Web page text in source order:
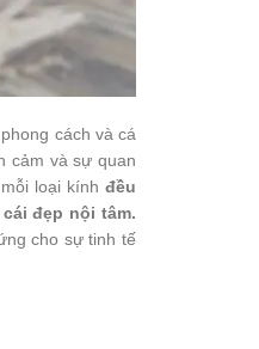
cách và cá
cảm và sự quan
loại kính đều
đẹp nội tâm.
cho sự tinh tế